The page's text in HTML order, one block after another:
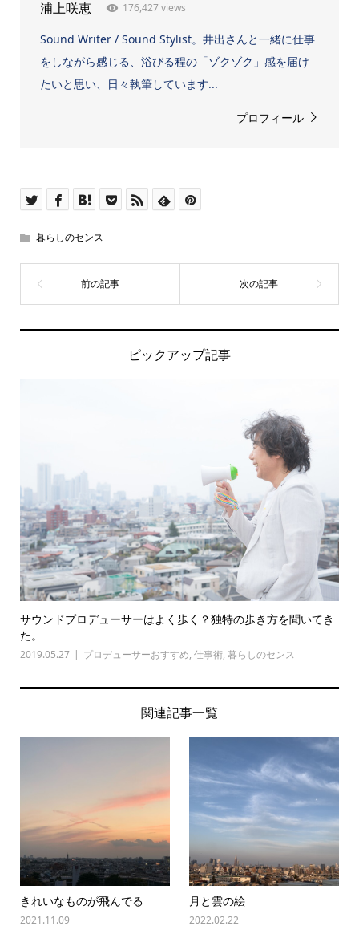
浦上咲恵 176,427 views
Sound Writer / Sound Stylist。井出さんと一緒に仕事
をしながら感じる、浴びる程の「ゾクゾク」感を届け
たいと思い、日々執筆しています...
プロフィール
暮らしのセンス
ピックアップ記事
サウンドプロデューサーはよく歩く？独特の歩き方を聞いてき
た。
2019.05.27 プロデューサーおすすめ, 仕事術, 暮らしのセンス
関連記事一覧
きれいなものが飛んでる
2021.11.09
月と雲の絵
2022.02.22